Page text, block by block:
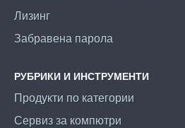
Лизинг
Забравена парола
РУБРИКИ И ИНСТРУМЕНТИ
Продукти по категории
Сервиз за компютри